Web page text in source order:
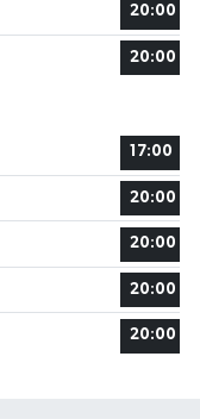
20:00
20:00
17:00
20:00
20:00
20:00
20:00